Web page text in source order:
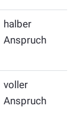
halber
Anspruch
voller
Anspruch